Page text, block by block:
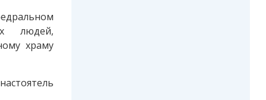
людей,
храму